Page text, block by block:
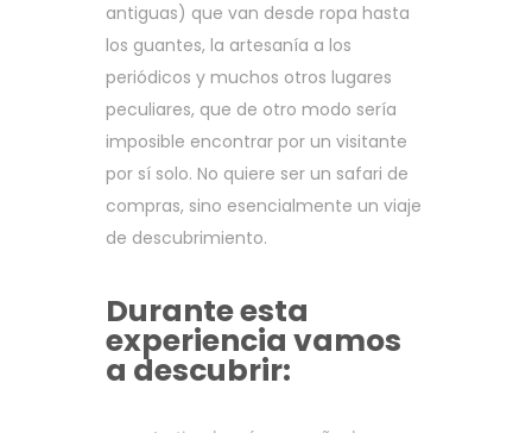
antiguas) que van desde ropa hasta
los guantes, la artesanía a los
periódicos y muchos otros lugares
peculiares, que de otro modo sería
imposible encontrar por un visitante
por sí solo. No quiere ser un safari de
compras, sino esencialmente un viaje
de descubrimiento.
Durante esta
experiencia vamos
a descubrir: